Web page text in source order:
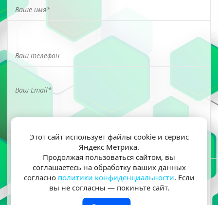
Я ознакомлен(а) и согласен(на) на обработку моих
персональных данных согласно
политики
конфиденциальности
Этот сайт использует файлы cookie и сервис
Яндекс Метрика.
Продолжая пользоваться сайтом, вы
соглашаетесь на обработку ваших данных
согласно политики конфиденциальности. Если
вы не согласны — покиньте сайт.